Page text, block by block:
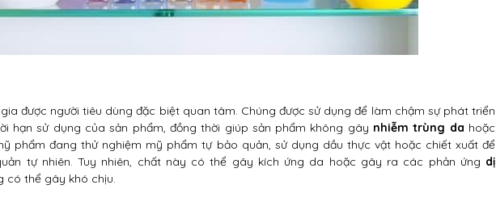
được người tiêu dùng đặc biệt quan tâm. Chúng được sử dụng để làm chậm sự phát triển
hạn sử dụng của sản phẩm, đồng thời giúp sản phẩm không gây nhiễm trùng da hoặc
phẩm đang thử nghiệm mỹ phẩm tự bảo quản, sử dụng dầu thực vật hoặc chiết xuất để
tự nhiên. Tuy nhiên, chất này có thể gây kích ứng da hoặc gây ra các phản ứng dị
có thể gây khó chịu.